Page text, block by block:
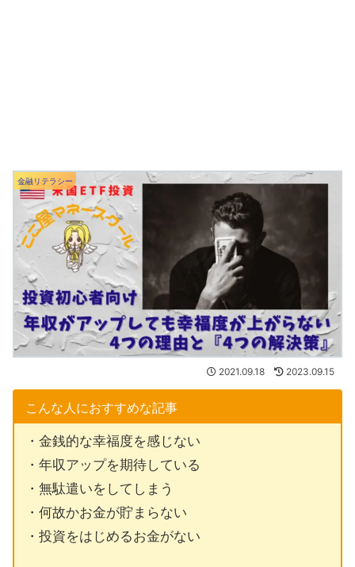
金融リテラシー
2021.09.18 2023.09.15
こんな人におすすめな記事
・金銭的な幸福度を感じない
・年収アップを期待している
・無駄遣いをしてしまう
・何故かお金が貯まらない
・投資をはじめるお金がない